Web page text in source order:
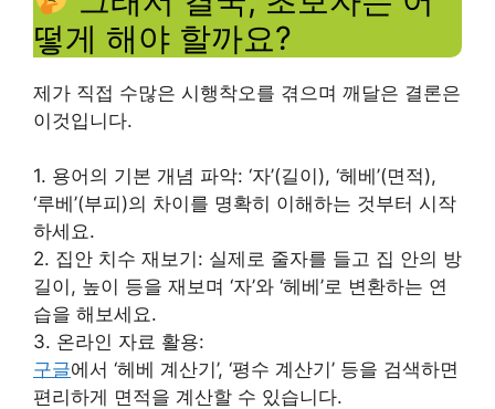
떻게 해야 할까요?
제가 직접 수많은 시행착오를 겪으며 깨달은 결론은
이것입니다.
1. 용어의 기본 개념 파악: ‘자’(길이), ‘헤베’(면적),
‘루베’(부피)의 차이를 명확히 이해하는 것부터 시작
하세요.
2. 집안 치수 재보기: 실제로 줄자를 들고 집 안의 방
길이, 높이 등을 재보며 ‘자’와 ‘헤베’로 변환하는 연
습을 해보세요.
3. 온라인 자료 활용:
구글에서 ‘헤베 계산기’, ‘평수 계산기’ 등을 검색하면
편리하게 면적을 계산할 수 있습니다.